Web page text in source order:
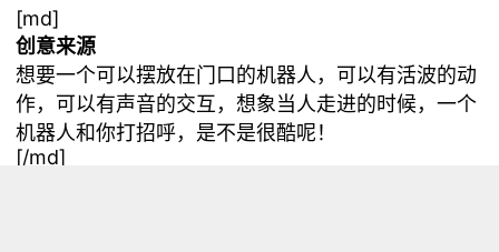
[md]
创意来源
想要一个可以摆放在门口的机器人，可以有活波的动
作，可以有声音的交互，想象当人走进的时候，一个
机器人和你打招呼，是不是很酷呢！
[/md]